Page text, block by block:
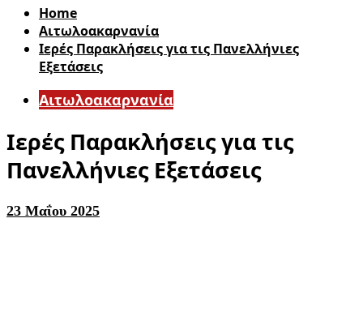
Home
Αιτωλοακαρνανία
Ιερές Παρακλήσεις για τις Πανελλήνιες
Εξετάσεις
Αιτωλοακαρνανία
Ιερές Παρακλήσεις για τις
Πανελλήνιες Εξετάσεις
23 Μαΐου 2025